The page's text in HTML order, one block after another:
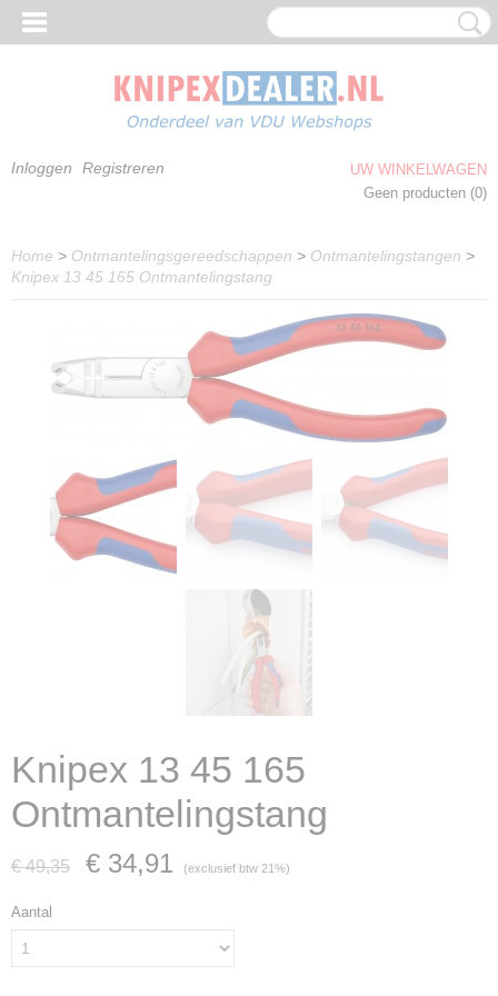
Inloggen Registreren
UW WINKELWAGEN
Geen producten (0)
Home > Ontmantelingsgereedschappen > Ontmantelingstangen >
Knipex 13 45 165 Ontmantelingstang
Knipex 13 45 165
Ontmantelingstang
€ 49,35 € 34,91 (exclusief btw 21%)
Aantal